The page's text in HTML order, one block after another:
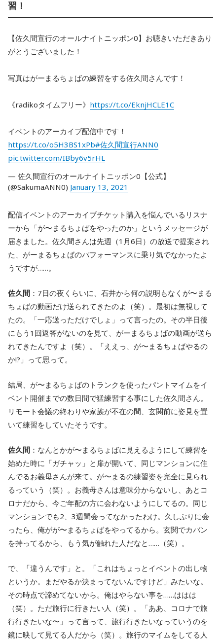
習！
【佐久間宣行のオールナイトニッポン0】お聴きいただきあり
がとうございました！
写真はがーまるちょばの練習をする佐久間さんです！
《radikoタイムフリー》 https://t.co/EknjHCLE1C
イベントのアーカイブ配信中です！
https://t.co/o5H3BS1xPb#佐久間宣行ANN0
pic.twitter.com/IBby6v5rHL
— 佐久間宣行のオールナイトニッポン0【公式】
(@SakumaANN0) January 13, 2021
配信イベントのアーカイブチケット購入を悩んでいるリスナ
ーから「が〜まるちょばをやったのか」というメッセージが
届きました。佐久間さんは先週（1月6日）の放送で提案され
た、がーまるちょばのパフォーマンスに乗り気でなかったよ
うですが……。
佐久間 ：7日の夜くらいに、石井から何の説明もなくが〜まる
ちょばの動画だけ送られてきたのよ（笑）。最初は無視して
たの。「一応送っただけでしょ」って言ったの。その半日後
にもう1回返答がないのを見て、がーまるちょばの動画が送ら
れてきたんですよ（笑）。「ええっ、が〜まるちょばやるの
か!?」って思って。
結局、が〜まるちょばのトランクを使ったパントマイムをイ
ベント開催までの数日間で猛練習する事にした佐久間さん。
リモート会議の終わりや家族が不在の間、玄関前に姿見を置
いて練習をしていたそうです。
佐久間 ：なんとかが〜まるちょばに見えるようにして練習を
始めた時に「ガチャッ」と扉が開いて、同じマンションに住
んでるお義母さんが来て。が〜まるの練習姿を完全に見られ
るっていう（笑）。お義母さんは意味分からないし、あとコ
ロナだから、今ご年配の方に会わないようにしてるの。同じ
マンションでも2、3週間会ってなかったわけ。久しぶりに会
ったら、俺がが〜まるちょばをやってるから。玄関でカバン
を持ってるから、もう気が触れた人だなと……（笑）。
で、「違うんです」と。「これはちょっとイベントの出し物
というか。まだやるか決まってないんですけど」みたいな。
その時点で諦めてないから。俺はやらない事を……ははは
（笑）。ただ旅行に行きたい人（笑）。「ああ、コロナで旅
行行きたいな〜」って言って、旅行行きたいなっていうのを
鏡に映して見てる人だから（笑）。旅行のマイムをしてる人